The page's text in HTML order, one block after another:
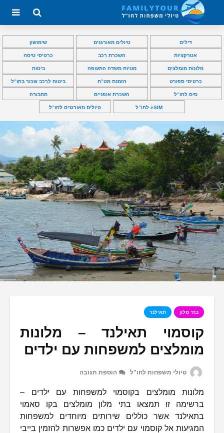
דילים טיולים מאורגנים שימושון
אטרקציות השכרת רכב כרטיסי טיסה
מלונות מומלצים מוניות משדה התעופה ביטוח
כרטיסי ספורט הזמנת מט”ח ביטוח לרכב שכור בחו”ל
סים לחו”ל השכרת אופניים תחבורה
eSIM לחו”ל טיולים מאורגנים לחו”ל
בתי מלון תאילנד
קוסמוי תאילנד – מלונות
מומלצים למשפחות עם ילדים
טיולי משפחות לחו"ל הוספת תגובה
מלונות מומלצים בקוסמוי למשפחות עם ילדים –
ברשימה זו תמצאו בתי מלון מומלצים בקו סאמוי
בתאילנד אשר כוללים שירותים מיוחדים למשפחות
המגיעות אל קוסמוי עם ילדים כמו אפשרות להזמין בייבי